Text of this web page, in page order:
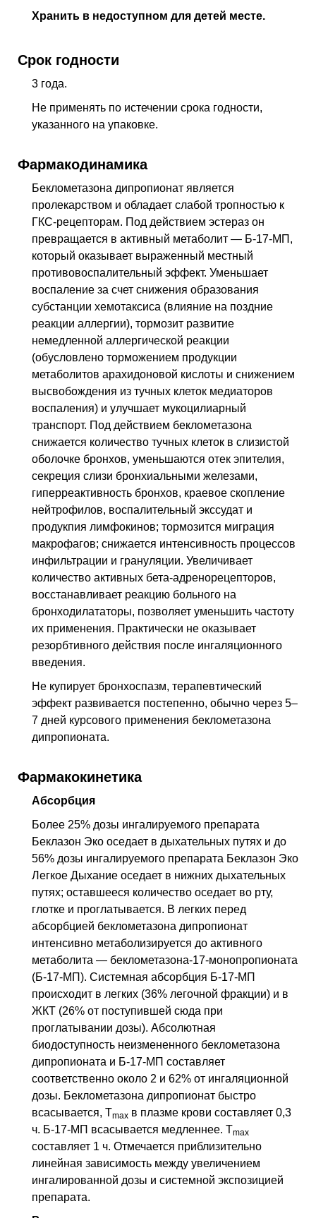
Хранить в недоступном для детей месте.
Срок годности
3 года.
Не применять по истечении срока годности,
указанного на упаковке.
Фармакодинамика
Беклометазона дипропионат является
пролекарством и обладает слабой тропностью к
ГКС-рецепторам. Под действием эстераз он
превращается в активный метаболит — Б-17-МП,
который оказывает выраженный местный
противовоспалительный эффект. Уменьшает
воспаление за счет снижения образования
субстанции хемотаксиса (влияние на поздние
реакции аллергии), тормозит развитие
немедленной аллергической реакции
(обусловлено торможением продукции
метаболитов арахидоновой кислоты и снижением
высвобождения из тучных клеток медиаторов
воспаления) и улучшает мукоцилиарный
транспорт. Под действием беклометазона
снижается количество тучных клеток в слизистой
оболочке бронхов, уменьшаются отек эпителия,
секреция слизи бронхиальными железами,
гиперреактивность бронхов, краевое скопление
нейтрофилов, воспалительный экссудат и
продукпия лимфокинов; тормозится миграция
макрофагов; снижается интенсивность процессов
инфильтрации и грануляции. Увеличивает
количество активных бета-адренорецепторов,
восстанавливает реакцию больного на
бронходилататоры, позволяет уменьшить частоту
их применения. Практически не оказывает
резорбтивного действия после ингаляционного
введения.
Не купирует бронхоспазм, терапевтический
эффект развивается постепенно, обычно через 5–
7 дней курсового применения беклометазона
дипропионата.
Фармакокинетика
Абсорбция
Более 25% дозы ингалируемого препарата
Беклазон Эко оседает в дыхательных путях и до
56% дозы ингалируемого препарата Беклазон Эко
Легкое Дыхание оседает в нижних дыхательных
путях; оставшееся количество оседает во рту,
глотке и проглатывается. В легких перед
абсорбцией беклометазона дипропионат
интенсивно метаболизируется до активного
метаболита — беклометазона-17-монопропионата
(Б-17-МП). Системная абсорбция Б-17-МП
происходит в легких (36% легочной фракции) и в
ЖКТ (26% от поступившей сюда при
проглатывании дозы). Абсолютная
биодоступность неизмененного беклометазона
дипропионата и Б-17-МП составляет
соответственно около 2 и 62% от ингаляционной
дозы. Беклометазона дипропионат быстро
всасывается, Tmax в плазме крови составляет 0,3
ч. Б-17-МП всасывается медленнее. Tmax
составляет 1 ч. Отмечается приблизительно
линейная зависимость между увеличением
ингалированной дозы и системной экспозицией
препарата.